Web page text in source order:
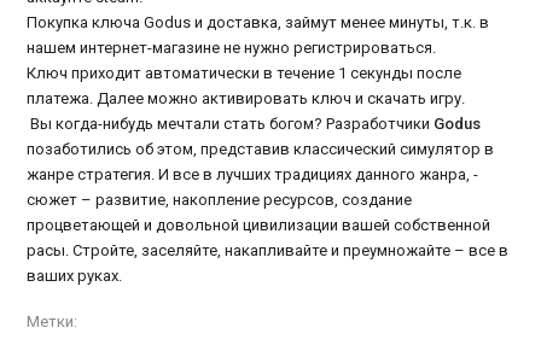
Покупка ключа Godus и доставка, займут менее минуты, т.к. в
нашем интернет-магазине не нужно регистрироваться.
Ключ приходит автоматически в течение 1 секунды после
платежа. Далее можно активировать ключ и скачать игру.
Вы когда-нибудь мечтали стать богом? Разработчики Godus
позаботились об этом, представив классический симулятор в
жанре стратегия. И все в лучших традициях данного жанра, -
сюжет – развитие, накопление ресурсов, создание
процветающей и довольной цивилизации вашей собственной
расы. Стройте, заселяйте, накапливайте и преумножайте – все в
ваших руках.
Метки: